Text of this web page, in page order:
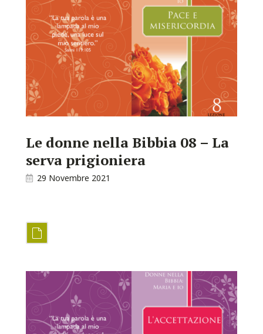
Le donne nella Bibbia 08 – La
serva prigioniera
29 Novembre 2021